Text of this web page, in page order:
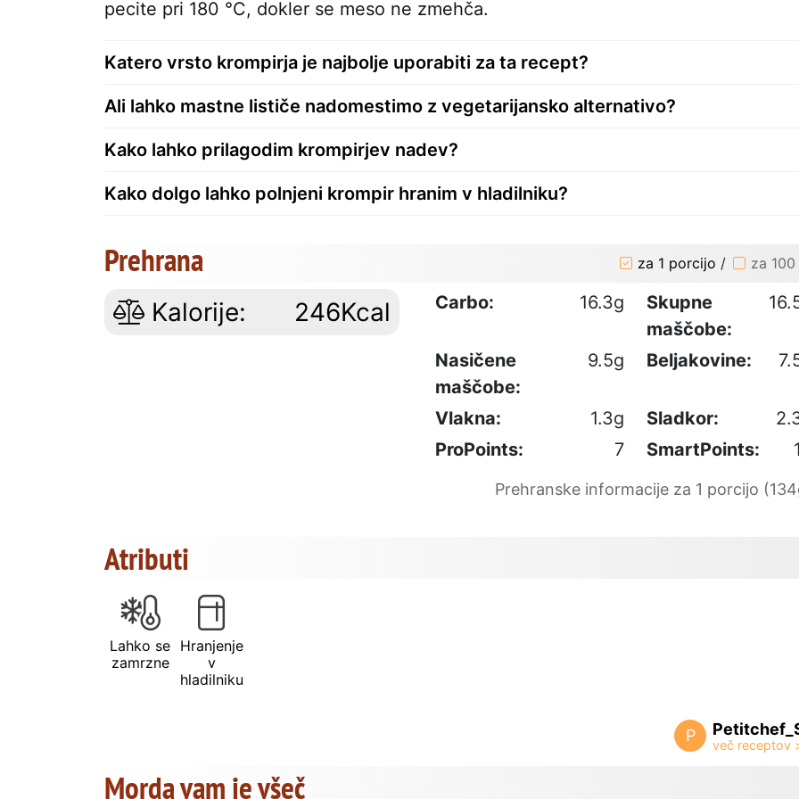
pecite pri 180 °C, dokler se meso ne zmehča.
Katero vrsto krompirja je najbolje uporabiti za ta recept?
Ali lahko mastne lističe nadomestimo z vegetarijansko alternativo?
Kako lahko prilagodim krompirjev nadev?
Kako dolgo lahko polnjeni krompir hranim v hladilniku?
Prehrana za 1 porcijo / za 100
Kalorije: 246Kcal Carbo: 16.3g
Skupne
maščobe:
Nasičene
maščobe:
9.5g Beljakovine:
Vlakna: 1.3g Sladkor:
ProPoints:
7 SmartPoints:
Prehranske informacije za 1 porcijo
Atributi
Lahko se
zamrzne
Hranjenje
v
hladilniku
P
Morda vam je všeč